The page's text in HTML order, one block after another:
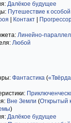
Далёкое будущее
Путешествие к
Контакт
Линейно-
Любой
Фантастика (
Вне Земли (Открытый
)
Далёкое будущее